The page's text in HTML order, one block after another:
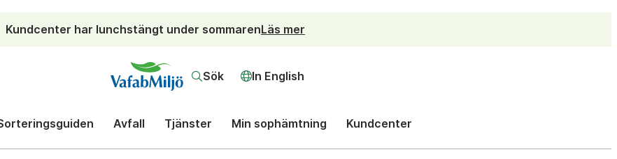
Kundcenter har lunchstängt under sommarenLäs mer
Sök In English
Avfall Tjänster Min sophämtning Kundcenter